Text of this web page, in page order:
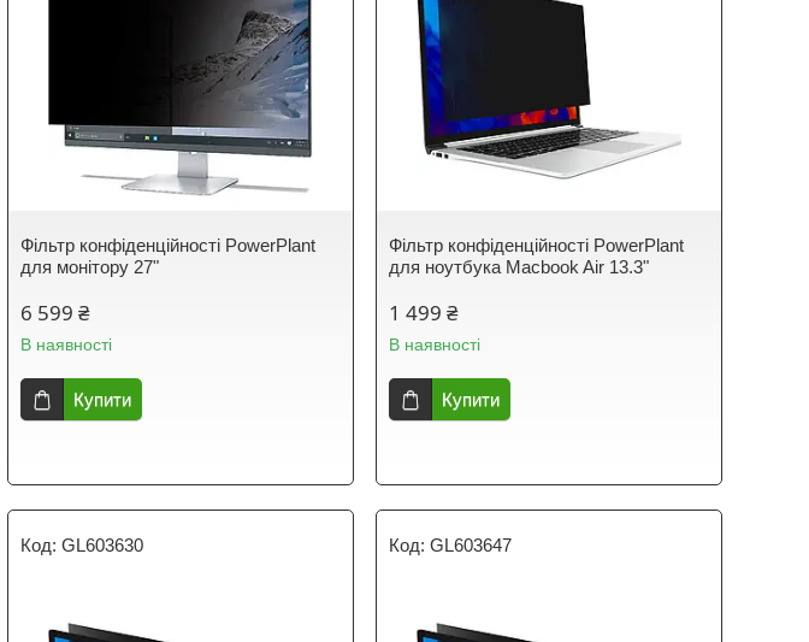
Фільтр конфіденційності PowerPlant
для монітору 27"
6 599 ₴
В наявності
Купити
Фільтр конфіденційності PowerPlant
для ноутбука Macbook Air 13.3"
1 499 ₴
В наявності
Купити
GL603630 GL603647